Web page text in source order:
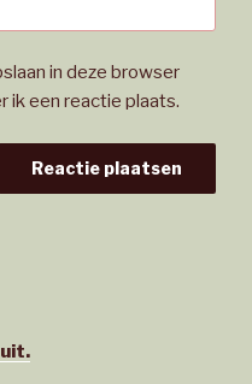
in deze browser
ik een reactie plaats.